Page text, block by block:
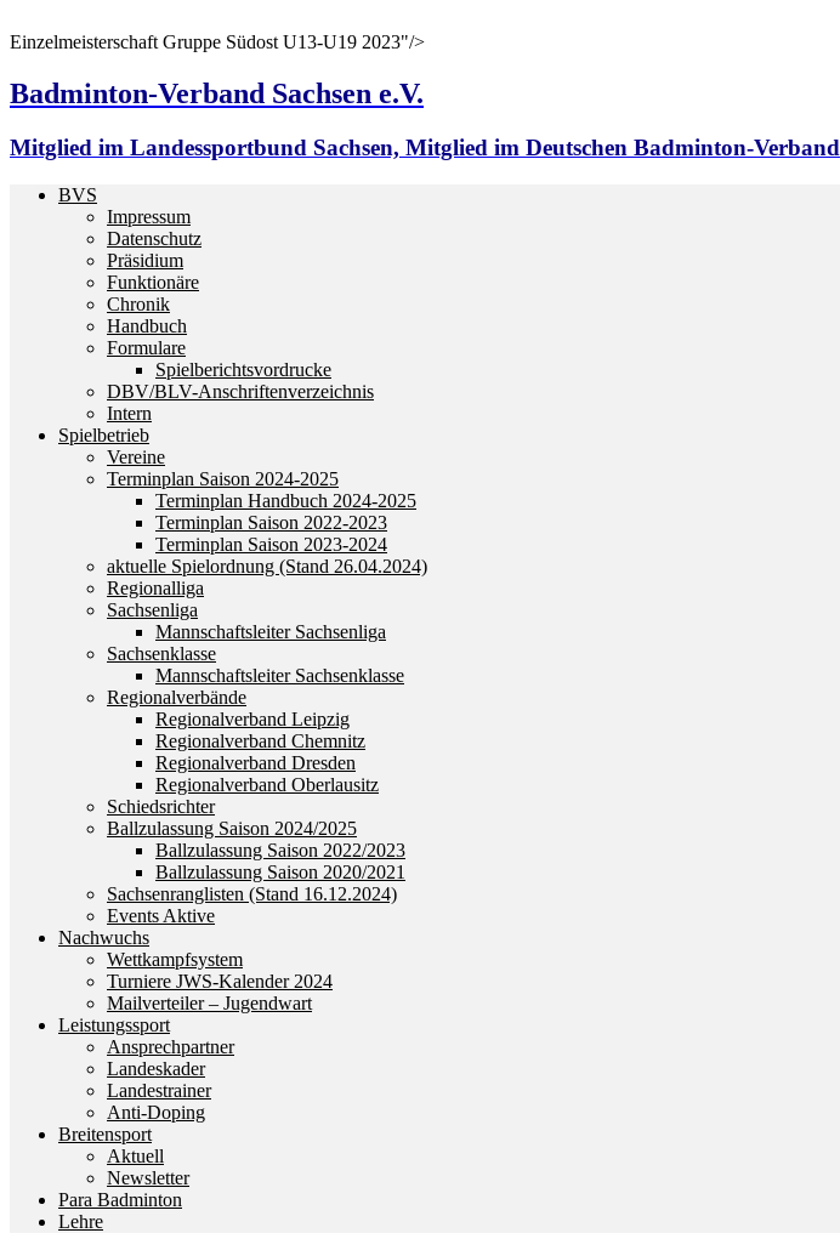
Einzelmeisterschaft Gruppe Südost U13-U19 2023"/>
Badminton-Verband Sachsen e.V.
Mitglied im Landessportbund Sachsen, Mitglied im Deutschen Badminton-Verband
BVS
Impressum
Datenschutz
Präsidium
Funktionäre
Chronik
Handbuch
Formulare
Spielberichtsvordrucke
DBV/BLV-Anschriftenverzeichnis
Intern
Spielbetrieb
Vereine
Terminplan Saison 2024-2025
Terminplan Handbuch 2024-2025
Terminplan Saison 2022-2023
Terminplan Saison 2023-2024
aktuelle Spielordnung (Stand 26.04.2024)
Regionalliga
Sachsenliga
Mannschaftsleiter Sachsenliga
Sachsenklasse
Mannschaftsleiter Sachsenklasse
Regionalverbände
Regionalverband Leipzig
Regionalverband Chemnitz
Regionalverband Dresden
Regionalverband Oberlausitz
Schiedsrichter
Ballzulassung Saison 2024/2025
Ballzulassung Saison 2022/2023
Ballzulassung Saison 2020/2021
Sachsenranglisten (Stand 16.12.2024)
Events Aktive
Nachwuchs
Wettkampfsystem
Turniere JWS-Kalender 2024
Mailverteiler – Jugendwart
Leistungssport
Ansprechpartner
Landeskader
Landestrainer
Anti-Doping
Breitensport
Aktuell
Newsletter
Para Badminton
Lehre